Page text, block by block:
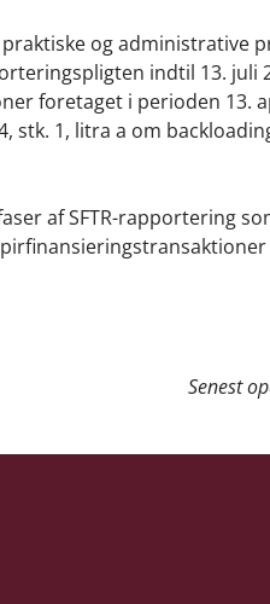
og administrative
indtil 13. juli
foretaget i perioden 13.
stk. 1, litra a om
af SFTR-rapportering
Senest